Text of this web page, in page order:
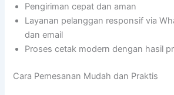
Pengiriman cepat dan aman
Layanan pelanggan responsif via
dan email
Proses cetak modern dengan hasil
Cara Pemesanan Mudah dan Praktis